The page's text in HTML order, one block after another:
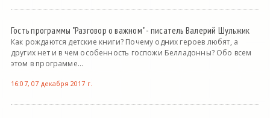
Гость программы "Разговор о важном" - писатель Валерий Шульжик
Как рождаются детские книги? Почему одних героев любят, а
других нет и в чем особенность госпожи Белладонны? Обо всем
этом в программе...
16:07, 07 декабря 2017 г.